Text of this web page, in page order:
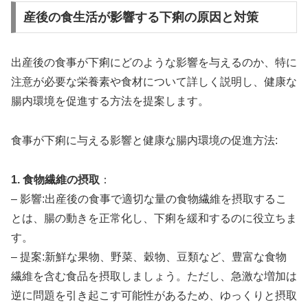
産後の食生活が影響する下痢の原因と対策
出産後の食事が下痢にどのような影響を与えるのか、特に
注意が必要な栄養素や食材について詳しく説明し、健康な
腸内環境を促進する方法を提案します。
食事が下痢に与える影響と健康な腸内環境の促進方法:
1. 食物繊維の摂取 ：
– 影響:出産後の食事で適切な量の食物繊維を摂取するこ
とは、腸の動きを正常化し、下痢を緩和するのに役立ちま
す。
– 提案:新鮮な果物、野菜、穀物、豆類など、豊富な食物
繊維を含む食品を摂取しましょう。ただし、急激な増加は
逆に問題を引き起こす可能性があるため、ゆっくりと摂取